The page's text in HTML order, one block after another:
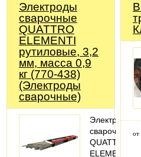
Электроды
сварочные
QUATTRO
ELEMENTI
рутиловые, 3,2
мм, масса 0,9
кг (770-438)
(Электроды
сварочные)
Электроды
сварочные
QUATTRO
ELEMENTI
от